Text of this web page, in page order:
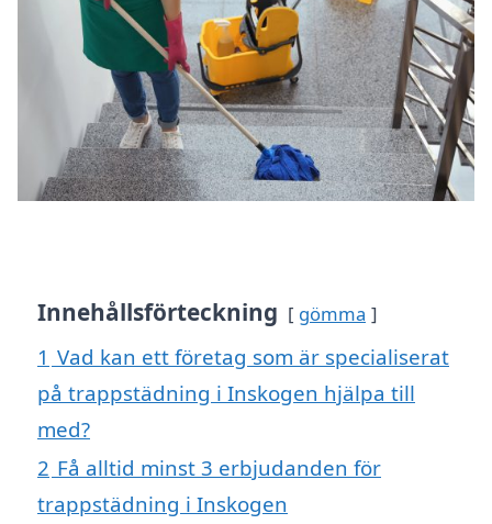
Innehållsförteckning gömma
1 Vad kan ett företag som är specialiserat
på trappstädning i Inskogen hjälpa till
med?
2 Få alltid minst 3 erbjudanden för
trappstädning i Inskogen